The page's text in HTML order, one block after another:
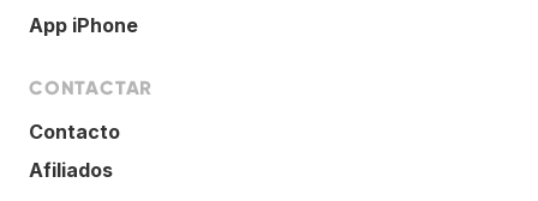
App iPhone
CONTACTAR
Contacto
Afiliados